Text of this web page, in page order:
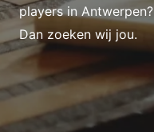
players in Antwerpen?
Dan zoeken wij jou.